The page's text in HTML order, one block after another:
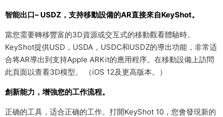
智能出口– USDZ，支持移動設備的AR直接來自KeyShot。
當您需要轉移豐富的3D資源或交互式的移動觀看體驗時。
KeyShot提供USD，USDA，USDC和USDZ的導出功能，非常适
合将AR導出到支持Apple ARKit的應用程序。在移動設備上訪問
此頁面以查看3D模型。 （iOS 12及更高版本。）
創新能力，增強您的工作流程。
正确的工具，适合正确的工作。打開KeyShot 10，您會發現新的